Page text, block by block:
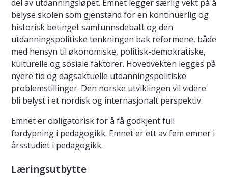
del av utdanningsløpet. Emnet legger særlig vekt på å
belyse skolen som gjenstand for en kontinuerlig og
historisk betinget samfunnsdebatt og den
utdanningspolitiske tenkningen bak reformene, både
med hensyn til økonomiske, politisk-demokratiske,
kulturelle og sosiale faktorer. Hovedvekten legges på
nyere tid og dagsaktuelle utdanningspolitiske
problemstillinger. Den norske utviklingen vil videre
bli belyst i et nordisk og internasjonalt perspektiv.
Emnet er obligatorisk for å få godkjent full
fordypning i pedagogikk. Emnet er ett av fem emner i
årsstudiet i pedagogikk.
Læringsutbytte